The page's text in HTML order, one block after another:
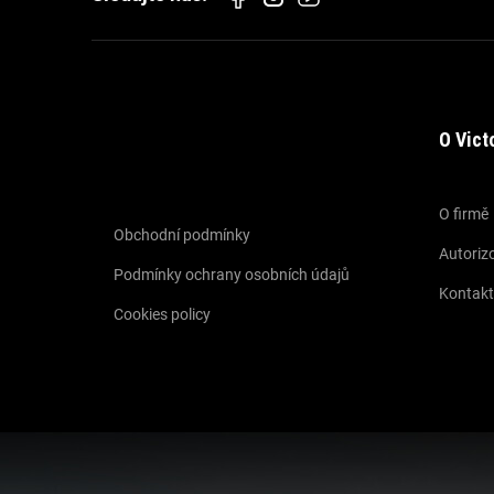
Obchodní podmínky
Podmínky ochrany osobních údajů
Cookies policy
O
O firmě